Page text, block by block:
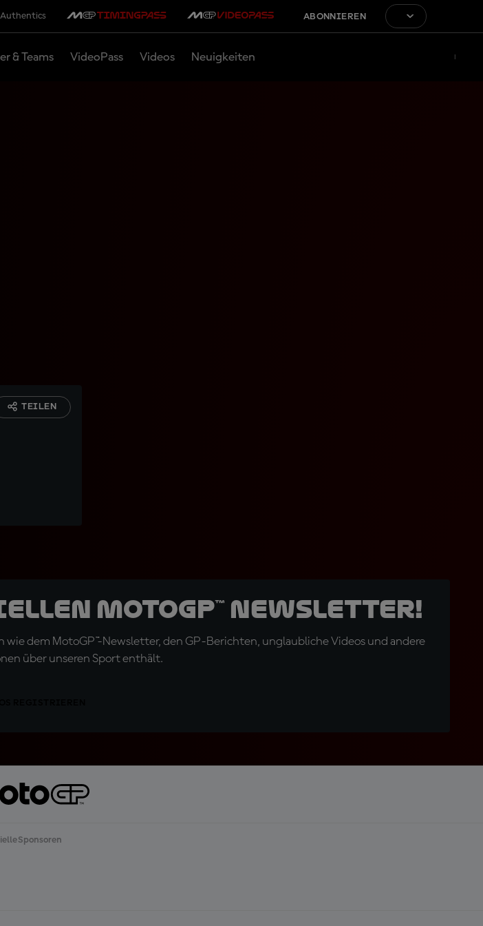
Authentics ABONNIEREN
& Teams VideoPass Videos Neuigkeiten
TEILEN
MotoGP™ Newsletter!
dem MotoGP™-Newsletter, den GP-Berichten, unglaubliche Videos und andere
über unseren Sport enthält.
Sponsoren